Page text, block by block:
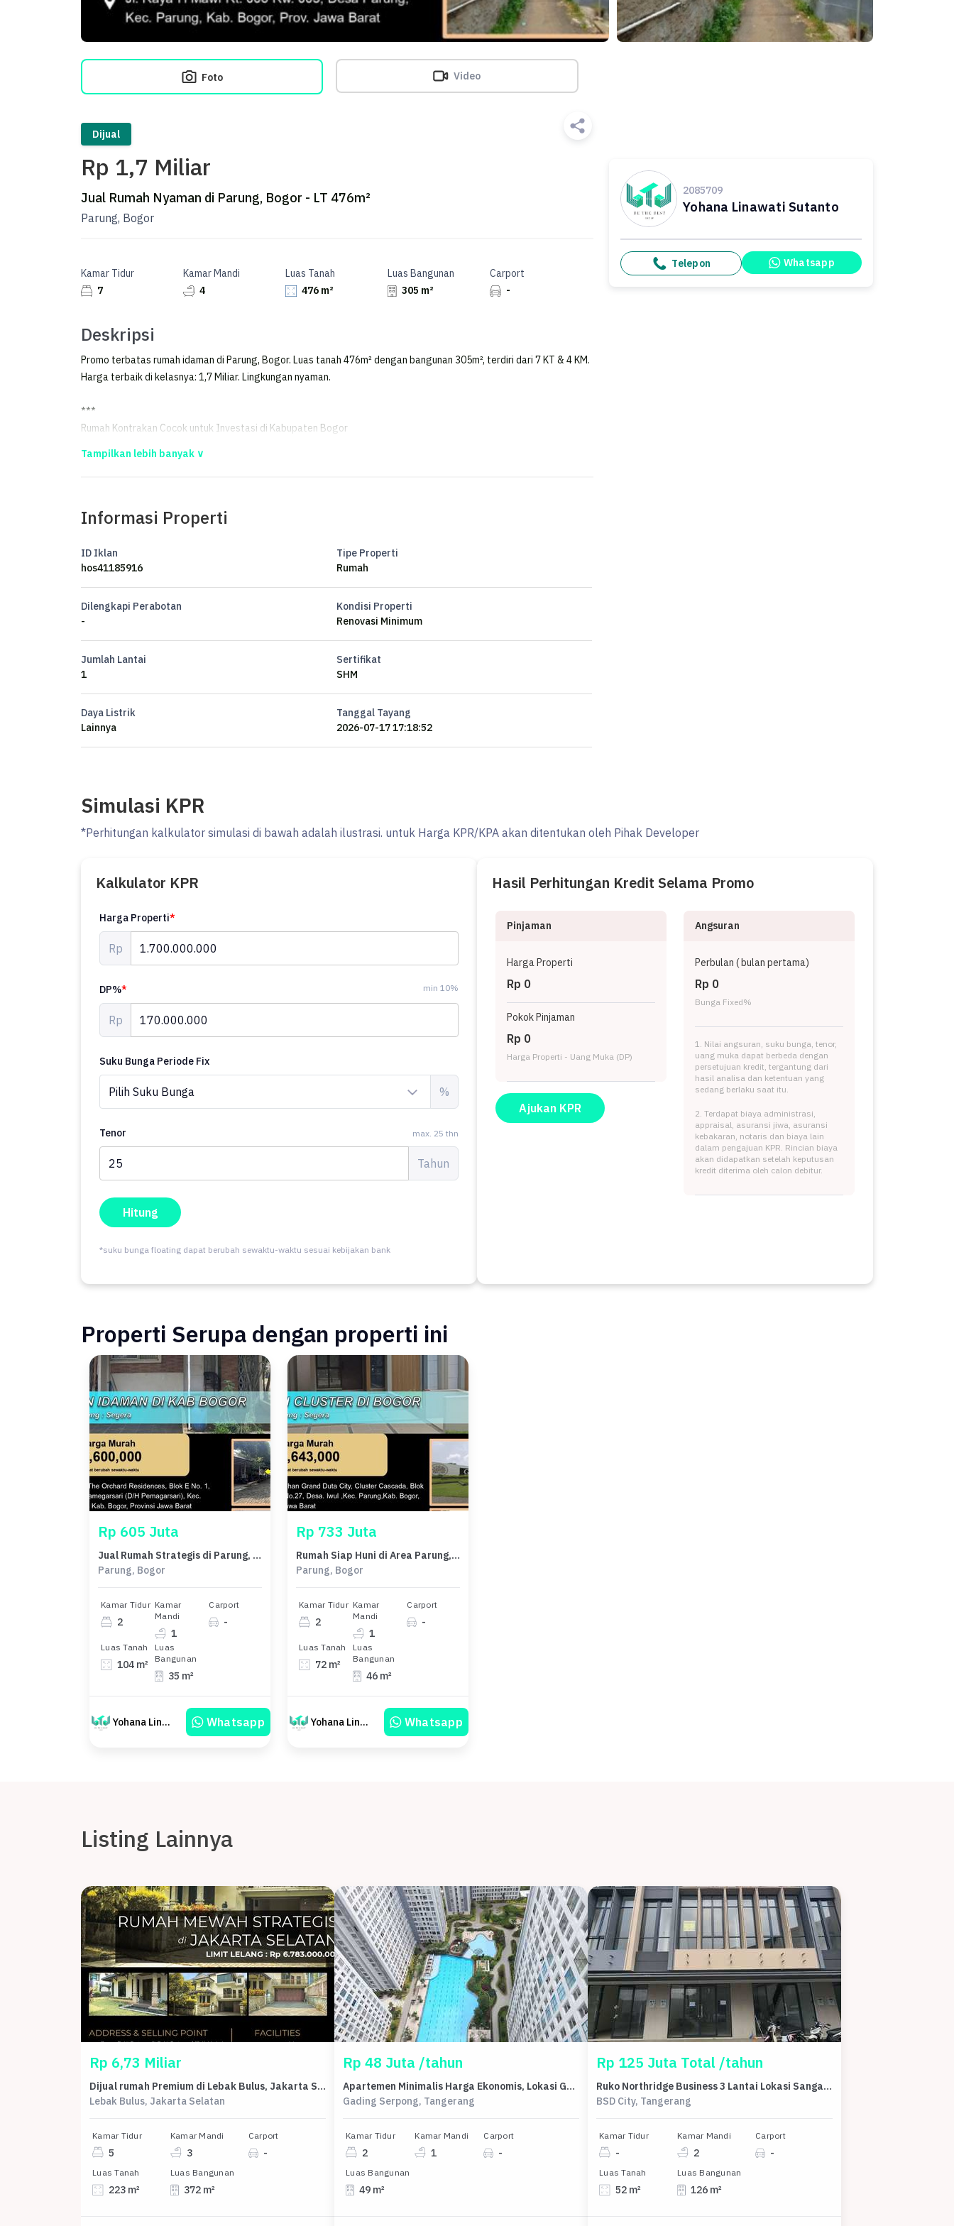
Foto Video
Dijual
Rp 1,7 Miliar
Jual Rumah Nyaman di Parung, Bogor - LT 476m²
Parung, Bogor
Kamar Tidur
7
Kamar Mandi
4
Luas Tanah
476 m²
Luas Bangunan
305 m²
Carport
-
Deskripsi
Promo terbatas rumah idaman di Parung, Bogor. Luas tanah 476m² dengan bangunan 305m², terdiri dari 7 KT & 4 KM.
Harga terbaik di kelasnya: 1,7 Miliar. Lingkungan nyaman.
***
Rumah Kontrakan Cocok untuk Investasi di Kabupaten Bogor
Rumah 1 lantai di Parung, Bogor.
Rinciannya adalah sebagai berikut:
- Kamar Tidur: 7
- Hadap: Utara
Tentunya properti ini layak untuk anda dapatkan karena:
- Dekat Akses Tol.
- Dekat Pusat Perbelanjaan.
- Aset Lelang.
Informasi Properti
ID Iklan
hos41185916
Tipe Properti
Rumah
Dilengkapi Perabotan
-
Kondisi Properti
Renovasi Minimum
Jumlah Lantai
1
Sertifikat
SHM
Daya Listrik
Lainnya
Tanggal Tayang
2026-07-17 17:18:52
2085709
Yohana Linawati Sutanto
Telepon Whatsapp
Simulasi KPR
*Perhitungan kalkulator simulasi di bawah adalah ilustrasi. untuk Harga KPR/KPA akan ditentukan oleh Pihak Developer
Kalkulator KPR
Harga Properti*
Rp
DP%* min 10%
Rp
Suku Bunga Periode Fix
%
Tenor max. 25 thn
Tahun
Hitung
*suku bunga floating dapat berubah sewaktu-waktu sesuai kebijakan bank
Hasil Perhitungan Kredit Selama Promo
Pinjaman
Harga Properti
Rp 0
Pokok Pinjaman
Rp 0
Harga Properti - Uang Muka (DP)
Ajukan KPR
Angsuran
Perbulan (bulan pertama)
Rp 0
Bunga Fixed%
1. Nilai angsuran, suku bunga, tenor,
uang muka dapat berbeda dengan
persetujuan kredit, tergantung dari
hasil analisa dan ketentuan yang
sedang berlaku saat itu.
2. Terdapat biaya administrasi,
appraisal, asuransi jiwa, asuransi
kebakaran, notaris dan biaya lain
dalam pengajuan KPR. Rincian biaya
akan didapatkan setelah keputusan
kredit diterima oleh calon debitur.
Properti Serupa dengan properti ini
Rp 605 Juta
Jual Rumah Strategis di Parung, Bogor - LT 104m²
Parung, Bogor
Kamar Tidur
2
Kamar
Mandi
1
Carport
-
Luas Tanah
104 m²
Luas
Bangunan
35 m²
Yohana Linawati Sutanto Whatsapp
Rp 733 Juta
Rumah Siap Huni di Area Parung, Bogor, LT 72m²
Parung, Bogor
Kamar Tidur
2
Kamar
Mandi
1
Carport
-
Luas Tanah
72 m²
Luas
Bangunan
46 m²
Yohana Linawati Sutanto Whatsapp
Listing Lainnya
Rp 6,73 Miliar
Dijual rumah Premium di Lebak Bulus, Jakarta Selatan - LT 223m²
Lebak Bulus, Jakarta Selatan
Kamar Tidur
5
Kamar Mandi
3
Carport
-
Luas Tanah
223 m²
Luas Bangunan
372 m²
Rp 48 Juta /tahun
Apartemen Minimalis Harga Ekonomis, Lokasi Gading Serpong, Tangerang
Gading Serpong, Tangerang
Kamar Tidur
2
Kamar Mandi
1
Carport
-
Luas Bangunan
49 m²
Rp 125 Juta Total /tahun
Ruko Northridge Business 3 Lantai Lokasi Sangat Strategis
BSD City, Tangerang
Kamar Tidur
-
Kamar Mandi
2
Carport
-
Luas Tanah
52 m²
Luas Bangunan
126 m²